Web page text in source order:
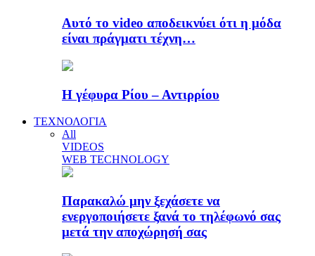
Αυτό το video αποδεικνύει ότι η μόδα
είναι πράγματι τέχνη…
Η γέφυρα Ρίου – Αντιρρίου
ΤΕΧΝΟΛΟΓΙΑ
All
VIDEOS
WEB TECHNOLOGY
Παρακαλώ μην ξεχάσετε να
ενεργοποιήσετε ξανά το τηλέφωνό σας
μετά την αποχώρησή σας